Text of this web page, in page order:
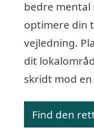
bedre
optimere din
vejledning.
dit
skridt mod
Find den